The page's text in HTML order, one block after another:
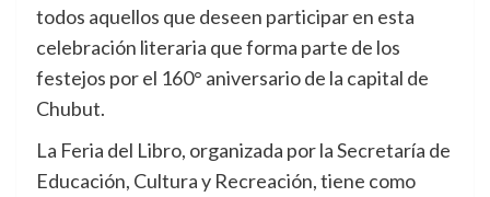
todos aquellos que deseen participar en esta
celebración literaria que forma parte de los
festejos por el 160° aniversario de la capital de
Chubut.
La Feria del Libro, organizada por la Secretaría de
Educación, Cultura y Recreación, tiene como